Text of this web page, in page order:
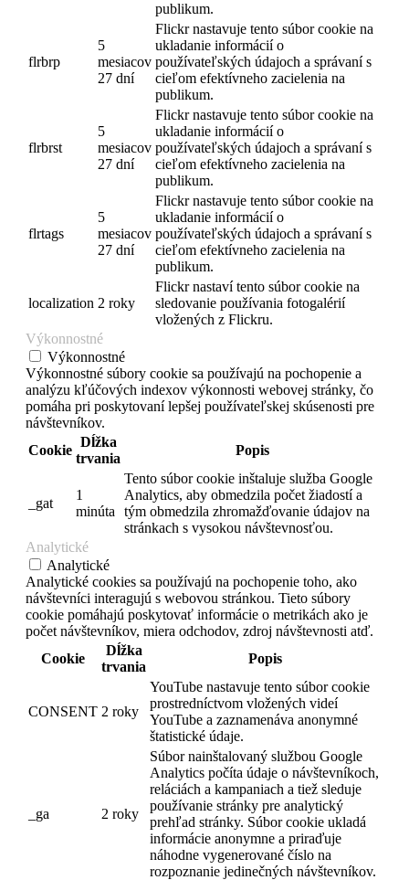
publikum.
flrbrp
5
mesiacov
27 dní
Flickr nastavuje tento súbor cookie na
ukladanie informácií o
používateľských údajoch a správaní s
cieľom efektívneho zacielenia na
publikum.
flrbrst
5
mesiacov
27 dní
Flickr nastavuje tento súbor cookie na
ukladanie informácií o
používateľských údajoch a správaní s
cieľom efektívneho zacielenia na
publikum.
flrtags
5
mesiacov
27 dní
Flickr nastavuje tento súbor cookie na
ukladanie informácií o
používateľských údajoch a správaní s
cieľom efektívneho zacielenia na
publikum.
localization 2 roky
Flickr nastaví tento súbor cookie na
sledovanie používania fotogalérií
vložených z Flickru.
Výkonnostné
Výkonnostné
Výkonnostné súbory cookie sa používajú na pochopenie a
analýzu kľúčových indexov výkonnosti webovej stránky, čo
pomáha pri poskytovaní lepšej používateľskej skúsenosti pre
návštevníkov.
Cookie
Dĺžka
trvania
Popis
_gat
1
minúta
Tento súbor cookie inštaluje služba Google
Analytics, aby obmedzila počet žiadostí a
tým obmedzila zhromažďovanie údajov na
stránkach s vysokou návštevnosťou.
Analytické
Analytické
Analytické cookies sa používajú na pochopenie toho, ako
návštevníci interagujú s webovou stránkou. Tieto súbory
cookie pomáhajú poskytovať informácie o metrikách ako je
počet návštevníkov, miera odchodov, zdroj návštevnosti atď.
Cookie
Dĺžka
trvania
Popis
CONSENT 2 roky
YouTube nastavuje tento súbor cookie
prostredníctvom vložených videí
YouTube a zaznamenáva anonymné
štatistické údaje.
_ga 2 roky
Súbor nainštalovaný službou Google
Analytics počíta údaje o návštevníkoch,
reláciách a kampaniach a tiež sleduje
používanie stránky pre analytický
prehľad stránky. Súbor cookie ukladá
informácie anonymne a priraďuje
náhodne vygenerované číslo na
rozpoznanie jedinečných návštevníkov.